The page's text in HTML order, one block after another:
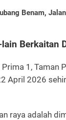
Benam,
Berkaitan
1, Taman
April 2026
raya adalah